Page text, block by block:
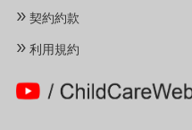
» 契約約款
» 利用規約